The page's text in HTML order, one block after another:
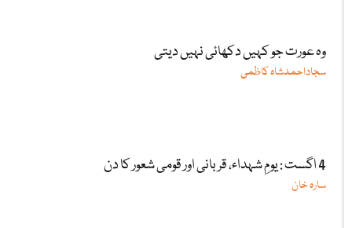
وہ عورت جو کہیں دکھائی نہیں دیتی
سجاداحمدشاہ کاظمی
4 اگست : یومِ شہداء، قربانی اور قومی شعور کا دن
سارہ خان